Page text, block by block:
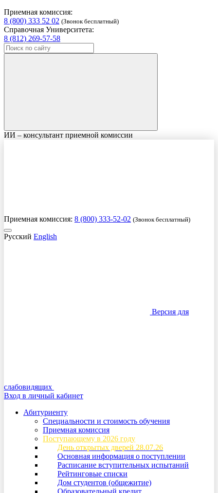
Приемная комиссия:
8 (800) 333 52 02 (Звонок бесплатный)
Справочная Университета:
8 (812) 269-57-58
ИИ – консультант приемной комиссии
Приемная комиссия: 8 (800) 333-52-02 (Звонок бесплатный)
Русский English
Версия для
слабовидящих
Вход в личный кабинет
Абитуриенту
Специальности и стоимость обучения
Приемная комиссия
Поступающему в 2026 году
День открытых дверей 28.07.26
Основная информация о поступлении
Расписание вступительных испытаний
Рейтинговые списки
Дом студентов (общежитие)
Образовательный кредит